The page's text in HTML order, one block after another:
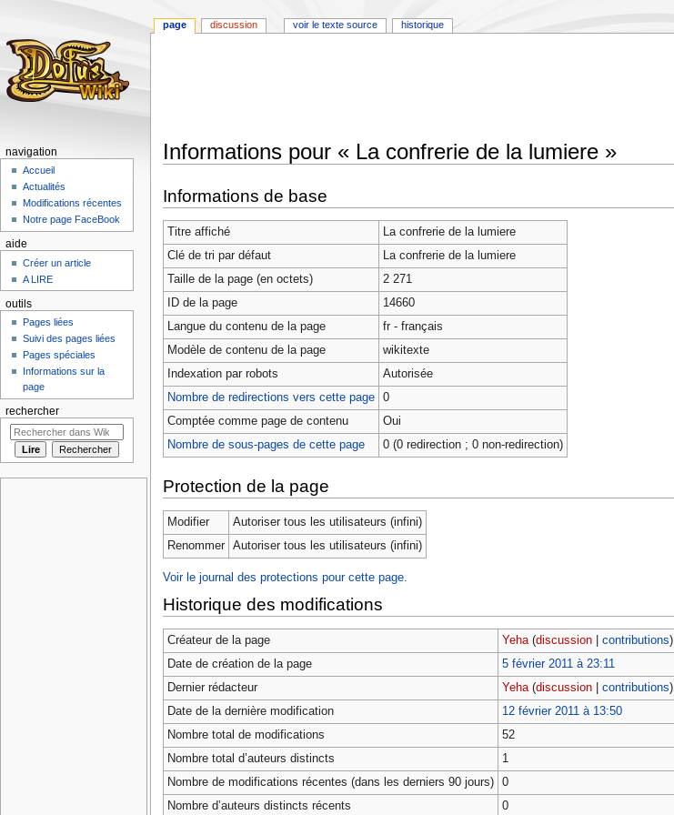
Informations pour « La confrerie de la lumiere »
à
la
navigation
à
la
recherche
Informations de base
Titre affiché
La confrerie de la lumiere
Clé de tri par défaut
La confrerie de la lumiere
Taille de la page (en octets)
2 271
ID de la page
14660
Langue du contenu de la page
fr - français
Modèle de contenu de la page
wikitexte
Indexation par robots
Autorisée
Nombre de redirections vers cette page
0
Comptée comme page de contenu
Oui
Nombre de sous-pages de cette page
0 (0 redirection ; 0 non-redirection)
Protection de la page
Modifier
Autoriser tous les utilisateurs (infini)
Renommer
Autoriser tous les utilisateurs (infini)
Voir le journal des protections pour cette page.
Historique des modifications
Créateur de la page Yeha (discussion| contributions)
Date de création de la page
5 février 2011 à 23:11
Dernier rédacteur
Yeha (discussion| contributions)
Date de la dernière modification
12 février 2011 à 13:50
Nombre total de modifications
52
Nombre total d’auteurs distincts
1
Nombre de modifications récentes (dans les derniers 90 jours)
0
Nombre d’auteurs distincts récents
0
page discussion voir le texte source historique
navigation
Accueil
Actualités
Modifications récentes
Notre page FaceBook
aide
Créer un article
A LIRE
outils
Pages liées
Suivi des pages liées
Pages spéciales
Informations sur la
page
rechercher